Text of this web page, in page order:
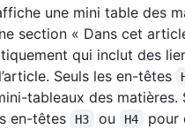
une mini table des
section « Dans cet
qui inclut des
Seuls les en-têtes
tableaux des matières.
en-têtes
H3 ou H4
pour